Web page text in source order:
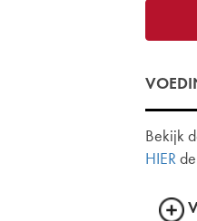
Bekijk
HIER